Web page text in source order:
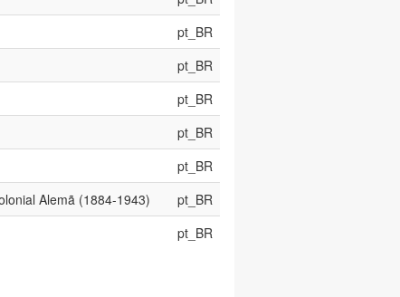
pt_BR
pt_BR
pt_BR
pt_BR
pt_BR
Alemã (1884-1943)
pt_BR
pt_BR